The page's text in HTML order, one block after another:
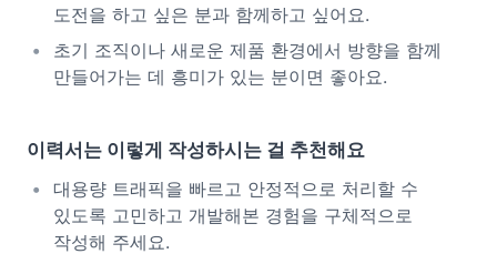
도전을 하고 싶은 분과 함께하고 싶어요.
초기 조직이나 새로운 제품 환경에서 방향을 함께
만들어가는 데 흥미가 있는 분이면 좋아요.
이력서는 이렇게 작성하시는 걸 추천해요
대용량 트래픽을 빠르고 안정적으로 처리할 수
있도록 고민하고 개발해본 경험을 구체적으로
작성해 주세요.